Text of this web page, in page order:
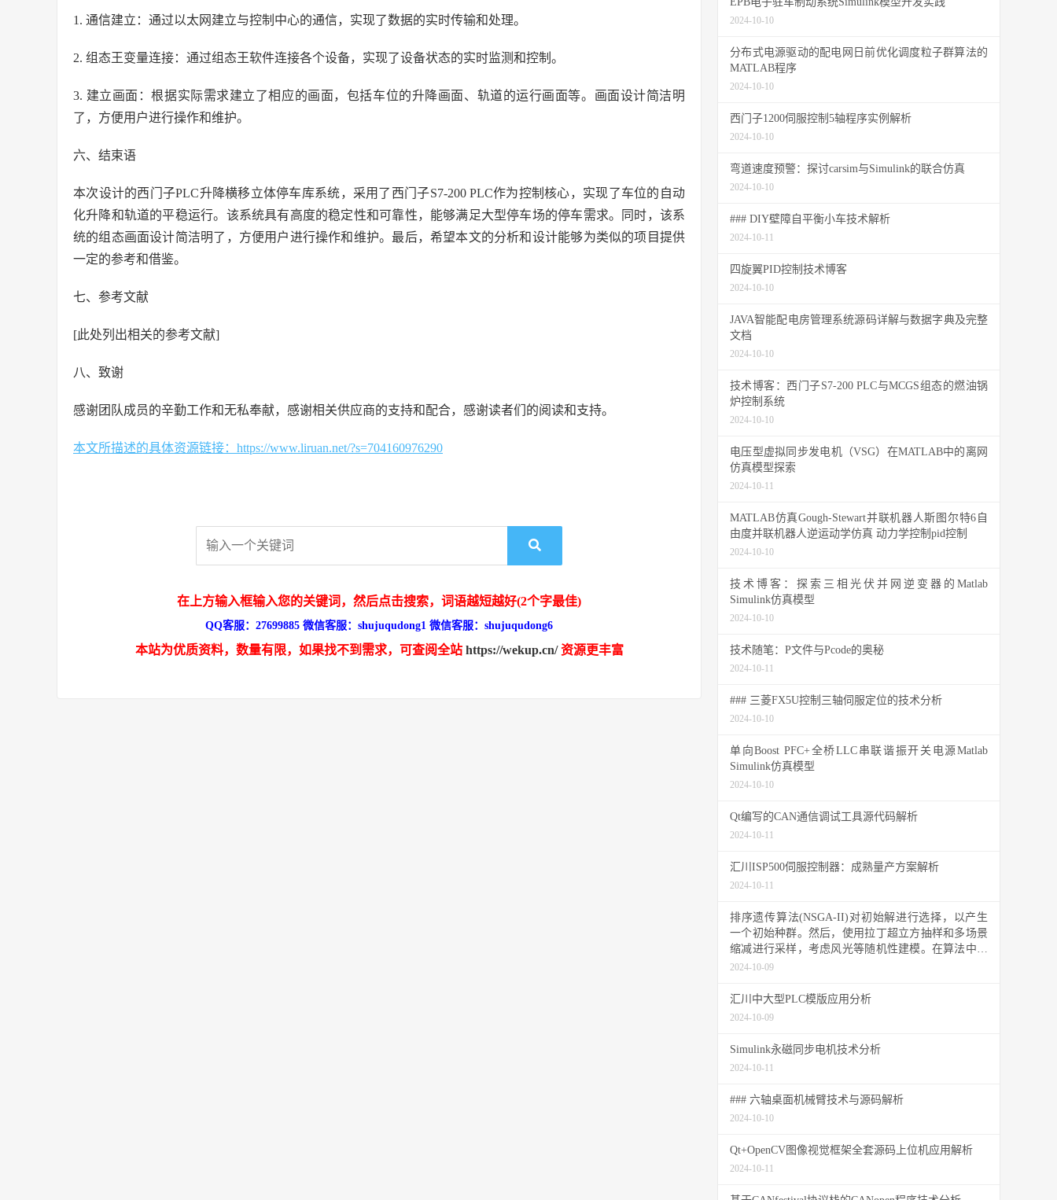
1. 通信建立：通过以太网建立与控制中心的通信，实现了数据的实时传输和处理。
2. 组态王变量连接：通过组态王软件连接各个设备，实现了设备状态的实时监测和控制。
3. 建立画面：根据实际需求建立了相应的画面，包括车位的升降画面、轨道的运行画面等。画面设计简洁明
了，方便用户进行操作和维护。
六、结束语
本次设计的西门子PLC升降横移立体停车库系统，采用了西门子S7-200 PLC作为控制核心，实现了车位的自动
化升降和轨道的平稳运行。该系统具有高度的稳定性和可靠性，能够满足大型停车场的停车需求。同时，该系
统的组态画面设计简洁明了，方便用户进行操作和维护。最后，希望本文的分析和设计能够为类似的项目提供
一定的参考和借鉴。
七、参考文献
[此处列出相关的参考文献]
八、致谢
感谢团队成员的辛勤工作和无私奉献，感谢相关供应商的支持和配合，感谢读者们的阅读和支持。
本文所描述的具体资源链接：https://www.liruan.net/?s=704160976290
在上方输入框输入您的关键词，然后点击搜索，词语越短越好(2个字最佳)
QQ客服：27699885 微信客服：shujuqudong1 微信客服：shujuqudong6
本站为优质资料，数量有限，如果找不到需求，可查阅全站 https://wekup.cn/资源更丰富
2024-10-10
分布式电源驱动的配电网日前优化调度粒子群算法的
MATLAB程序
2024-10-10
西门子1200伺服控制5轴程序实例解析
2024-10-10
弯道速度预警：探讨carsim与Simulink的联合仿真
2024-10-10
### DIY壁障自平衡小车技术解析
2024-10-11
四旋翼PID控制技术博客
2024-10-10
JAVA智能配电房管理系统源码详解与数据字典及完整
文档
2024-10-10
技术博客：西门子S7-200 PLC与MCGS组态的燃油锅
炉控制系统
2024-10-10
电压型虚拟同步发电机（VSG）在MATLAB中的离网
仿真模型探索
2024-10-11
MATLAB仿真Gough-Stewart并联机器人斯图尔特6自
由度并联机器人逆运动学仿真 动力学控制pid控制
2024-10-10
技术博客：探索三相光伏并网逆变器的Matlab
Simulink仿真模型
2024-10-10
技术随笔：P文件与Pcode的奥秘
2024-10-11
### 三菱FX5U控制三轴伺服定位的技术分析
2024-10-10
单向Boost PFC+全桥LLC串联谐振开关电源Matlab
Simulink仿真模型
2024-10-10
Qt编写的CAN通信调试工具源代码解析
2024-10-11
汇川ISP500伺服控制器：成熟量产方案解析
2024-10-11
排序遗传算法(NSGA-II)对初始解进行选择，以产生
一个初始种群。然后，使用拉丁超立方抽样和多场景
缩减进行采样，考虑风光等随机性建模。在算法中，
粒子群优化被用来寻找最优解。
2024-10-09
汇川中大型PLC模版应用分析
2024-10-09
Simulink永磁同步电机技术分析
2024-10-11
### 六轴桌面机械臂技术与源码解析
2024-10-10
Qt+OpenCV图像视觉框架全套源码上位机应用解析
2024-10-11